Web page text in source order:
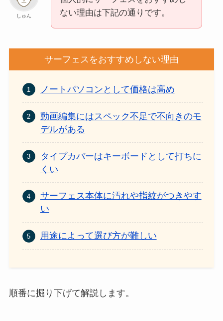
しゅん
ない理由は下記の通りです。
サーフェスをおすすめしない理由
ノートパソコンとして価格は高め
動画編集にはスペック不足で不向きのモ
デルがある
タイプカバーはキーボードとして打ちに
くい
サーフェス本体に汚れや指紋がつきやす
い
用途によって選び方が難しい
順番に掘り下げて解説します。